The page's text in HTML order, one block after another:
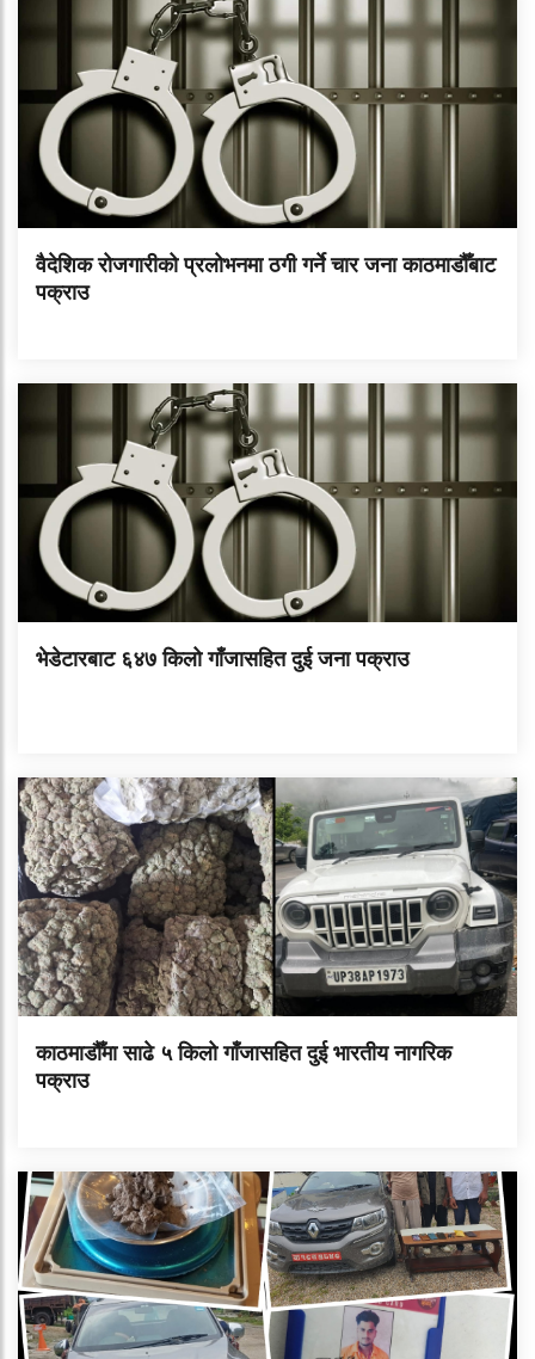
वैदेशिक रोजगारीको प्रलोभनमा ठगी गर्ने चार जना काठमाडौँबाट
पक्राउ
भेडेटारबाट ६४७ किलो गाँजासहित दुई जना पक्राउ
काठमाडौँमा साढे ५ किलो गाँजासहित दुई भारतीय नागरिक
पक्राउ